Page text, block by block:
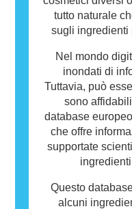
tutto naturale
sugli ingredienti
Nel mondo
inondati di
Tuttavia, può
sono
database
che offre
supportate
Questo
alcuni